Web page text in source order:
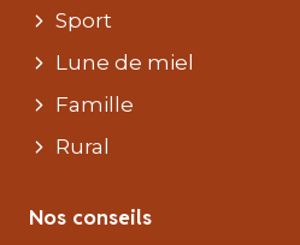
Sport
Lune de miel
Famille
Rural
Nos conseils